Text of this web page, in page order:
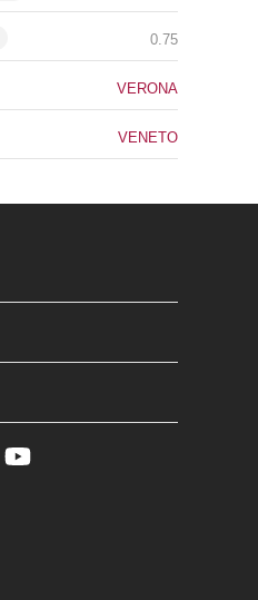
0.75
VERONA
VENETO